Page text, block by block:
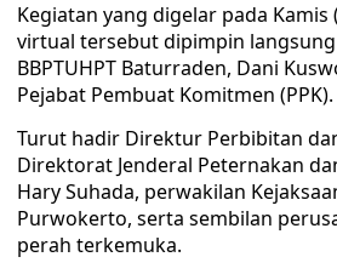
Kegiatan yang digelar pada Kamis
virtual tersebut dipimpin langsung
BBPTUHPT Baturraden, Dani
Pejabat Pembuat Komitmen (PPK).
Turut hadir Direktur Perbibitan
Direktorat Jenderal Peternakan
Hary Suhada, perwakilan
Purwokerto, serta sembilan
perah terkemuka.